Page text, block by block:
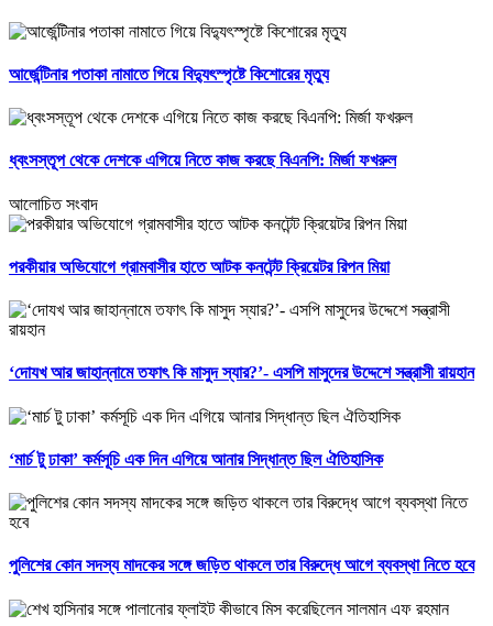
আর্জেন্টিনার পতাকা নামাতে গিয়ে বিদ্যুৎস্পৃষ্টে কিশোরের মৃত্যু
ধ্বংসস্তূপ থেকে দেশকে এগিয়ে নিতে কাজ করছে বিএনপি: মির্জা ফখরুল
আলোচিত সংবাদ
পরকীয়ার অভিযোগে গ্রামবাসীর হাতে আটক কনটেন্ট ক্রিয়েটর রিপন মিয়া
‘দোযখ আর জাহান্নামে তফাৎ কি মাসুদ স্যার?’- এসপি মাসুদের উদ্দেশে সন্ত্রাসী রায়হান
‘মার্চ টু ঢাকা’ কর্মসূচি এক দিন এগিয়ে আনার সিদ্ধান্ত ছিল ঐতিহাসিক
পুলিশের কোন সদস্য মাদকের সঙ্গে জড়িত থাকলে তার বিরুদ্ধে আগে ব্যবস্থা নিতে হবে